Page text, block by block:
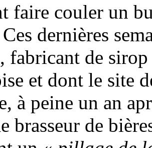
faire couler un
dernières
fabricant de
et dont le site
à peine un an
brasseur de